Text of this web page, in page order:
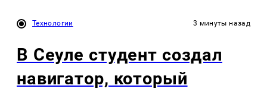
Технологии 3 минуты назад
В Сеуле студент создал
навигатор, который